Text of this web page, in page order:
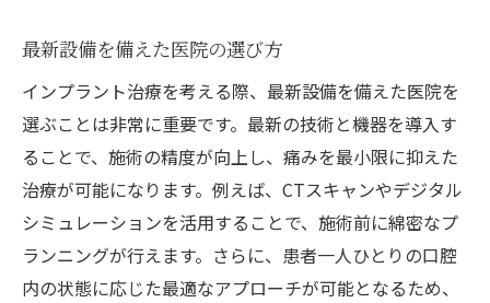
最新設備を備えた医院の選び方
インプラント治療を考える際、最新設備を備えた医院を
選ぶことは非常に重要です。最新の技術と機器を導入す
ることで、施術の精度が向上し、痛みを最小限に抑えた
治療が可能になります。例えば、CTスキャンやデジタル
シミュレーションを活用することで、施術前に綿密なプ
ランニングが行えます。さらに、患者一人ひとりの口腔
内の状態に応じた最適なアプローチが可能となるため、